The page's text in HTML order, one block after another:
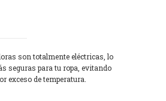
son totalmente eléctricas, lo
seguras para tu ropa, evitando
exceso de temperatura.